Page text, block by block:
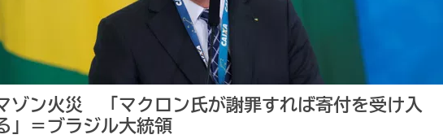
ゾン火災 「マクロン氏が謝罪すれば寄付を受け入
」＝ブラジル大統領